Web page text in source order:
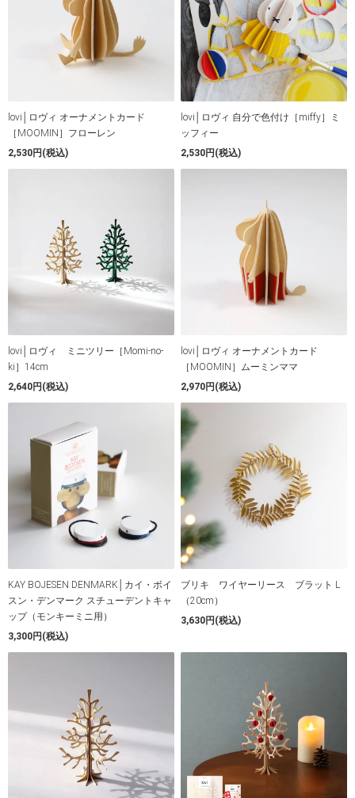
lovi│ロヴィ オーナメントカード
［MOOMIN］フローレン
2,530円(税込)
lovi│ロヴィ 自分で色付け［miffy］ミ
ッフィー
2,530円(税込)
lovi│ロヴィ ミニツリー［Momi-no-
ki］14cm
2,640円(税込)
lovi│ロヴィ オーナメントカード
［MOOMIN］ムーミンママ
2,970円(税込)
KAY BOJESEN DENMARK│カイ・ボイ
スン・デンマーク スチューデントキャ
ップ（モンキーミニ用）
3,300円(税込)
ブリキ ワイヤーリース ブラット L
（20cm）
3,630円(税込)